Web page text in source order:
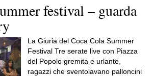
festival – guarda
La Giuria del Coca Cola Summer
Festival Tre serate live con Piazza
del Popolo gremita e urlante,
ragazzi che sventolavano palloncini